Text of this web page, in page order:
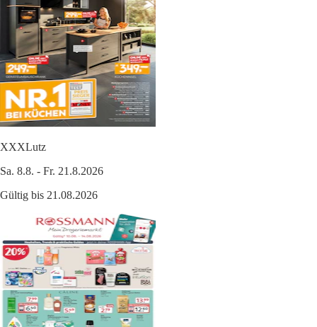
XXXLutz
Sa. 8.8. - Fr. 21.8.2026
Gültig bis 21.08.2026